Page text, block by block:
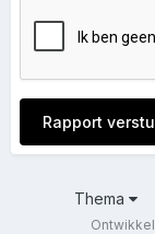
Rapport
Thema